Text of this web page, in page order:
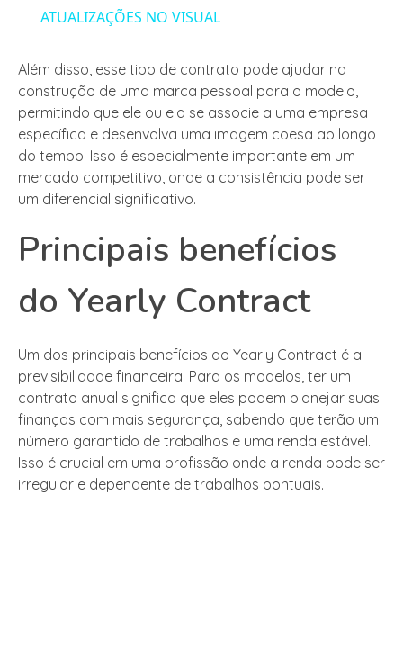
ATUALIZAÇÕES NO VISUAL
Além disso, esse tipo de contrato pode ajudar na
construção de uma marca pessoal para o modelo,
permitindo que ele ou ela se associe a uma empresa
específica e desenvolva uma imagem coesa ao longo
do tempo. Isso é especialmente importante em um
mercado competitivo, onde a consistência pode ser
um diferencial significativo.
Principais benefícios
do Yearly Contract
Um dos principais benefícios do Yearly Contract é a
previsibilidade financeira. Para os modelos, ter um
contrato anual significa que eles podem planejar suas
finanças com mais segurança, sabendo que terão um
número garantido de trabalhos e uma renda estável.
Isso é crucial em uma profissão onde a renda pode ser
irregular e dependente de trabalhos pontuais.